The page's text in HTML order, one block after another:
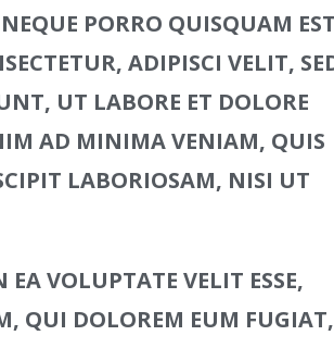
PORRO QUISQUAM
ADIPISCI VELIT,
UT LABORE ET DOLORE
AD MINIMA VENIAM, QUIS
LABORIOSAM, NISI UT
VOLUPTATE VELIT ESSE,
QUI DOLOREM EUM FUGIAT,